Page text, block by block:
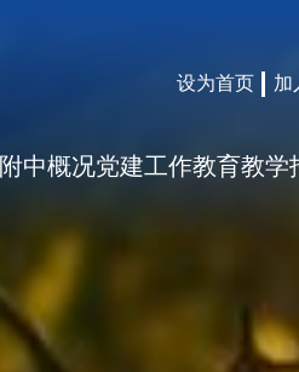
设为首页 加
附中概况党建工作教育教学